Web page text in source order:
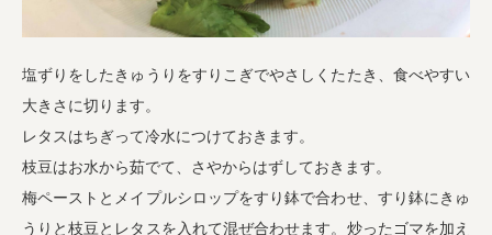
塩ずりをしたきゅうりをすりこぎでやさしくたたき、食べやすい
大きさに切ります。
レタスはちぎって冷水につけておきます。
枝豆はお水から茹でて、さやからはずしておきます。
梅ペーストとメイプルシロップをすり鉢で合わせ、すり鉢にきゅ
うりと枝豆とレタスを入れて混ぜ合わせます。炒ったゴマを加え